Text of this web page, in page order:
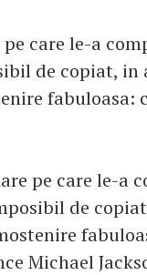
care le-a
de copiat, in
fabuloasa:
pe care le-a
de
Michael